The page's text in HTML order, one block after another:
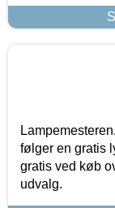
følger en gratis
gratis ved køb
udvalg.